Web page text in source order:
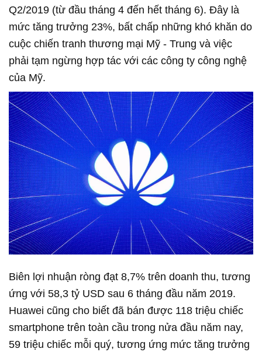
Q2/2019 (từ đầu tháng 4 đến hết tháng 6). Đây là
mức tăng trưởng 23%, bất chấp những khó khăn do
cuộc chiến tranh thương mại Mỹ - Trung và việc
phải tạm ngừng hợp tác với các công ty công nghệ
của Mỹ.
Biên lợi nhuận ròng đạt 8,7% trên doanh thu, tương
ứng với 58,3 tỷ USD sau 6 tháng đầu năm 2019.
Huawei cũng cho biết đã bán được 118 triệu chiếc
smartphone trên toàn cầu trong nửa đầu năm nay,
59 triệu chiếc mỗi quý, tương ứng mức tăng trưởng